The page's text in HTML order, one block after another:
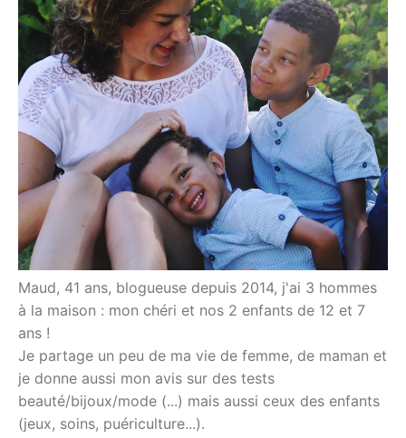
Maud, 41 ans, blogueuse depuis 2014, j'ai 3 hommes
à la maison : mon chéri et nos 2 enfants de 12 et 7
ans !
Je partage un peu de ma vie de femme, de maman et
je donne aussi mon avis sur des tests
beauté/bijoux/mode (...) mais aussi ceux des enfants
(jeux, soins, puériculture...).